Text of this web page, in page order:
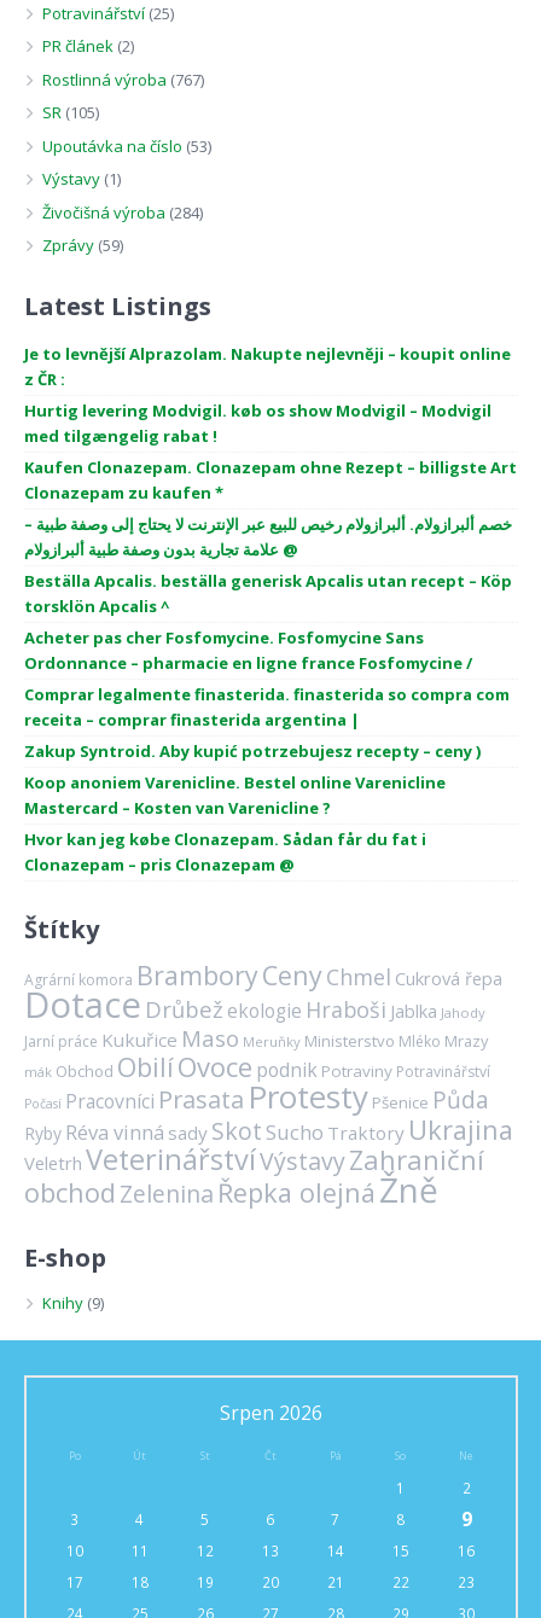
Potravinářství (25)
PR článek (2)
Rostlinná výroba (767)
SR (105)
Upoutávka na číslo (53)
Výstavy (1)
Živočišná výroba (284)
Zprávy (59)
Latest Listings
Je to levnější Alprazolam. Nakupte nejlevněji – koupit online
z ČR :
Hurtig levering Modvigil. køb os show Modvigil – Modvigil
med tilgængelig rabat !
Kaufen Clonazepam. Clonazepam ohne Rezept – billigste Art
Clonazepam zu kaufen *
خصم ألبرازولام. ألبرازولام رخيص للبيع عبر الإنترنت لا يحتاج إلى وصفة طبية –
علامة تجارية بدون وصفة طبية ألبرازولام @
Beställa Apcalis. beställa generisk Apcalis utan recept – Köp
torsklön Apcalis ^
Acheter pas cher Fosfomycine. Fosfomycine Sans
Ordonnance – pharmacie en ligne france Fosfomycine /
Comprar legalmente finasterida. finasterida so compra com
receita – comprar finasterida argentina |
Zakup Syntroid. Aby kupić potrzebujesz recepty – ceny )
Koop anoniem Varenicline. Bestel online Varenicline
Mastercard – Kosten van Varenicline ?
Hvor kan jeg købe Clonazepam. Sådan får du fat i
Clonazepam – pris Clonazepam @
Štítky
Agrární komora BramboryCenyChmel Cukrová řepa
Dotace Drůbež ekologie Hraboši Jablka Jahody
Jarní práce Kukuřice Maso Meruňky Ministerstvo Mléko Mrazy
mák Obchod ObilíOvoce podnik Potraviny Potravinářství
Počasí Pracovníci Prasata Protesty Pšenice Půda
Ryby Réva vinná sady Skot Sucho Traktory Ukrajina
Veletrh VeterinářstvíVýstavyZahraniční
obchod Zelenina Řepka olejná Žně
E-shop
Knihy (9)
Srpen 2026
Po Út St Čt Pá So Ne
1
2
3
4 5 6 7 8 9
10 11 12 13 14 15
16
17
18 19 20 21 22
23
24
25 26 27 28 29 30